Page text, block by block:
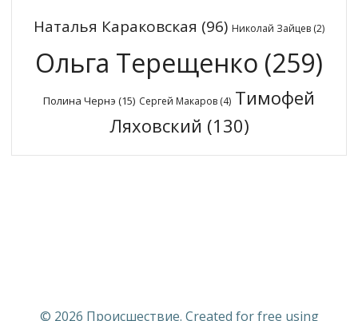
Наталья Караковская (96) Николай Зайцев (2)
Ольга Терещенко (259)
Полина Чернэ (15) Сергей Макаров (4) Тимофей
Ляховский (130)
© 2026 Происшествие. Created for free using